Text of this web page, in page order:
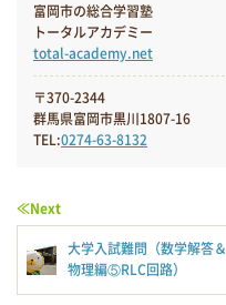
富岡市の総合学習塾
トータルアカデミー
total-academy.net
〒370-2344
群馬県富岡市黒川1807-16
TEL:0274-63-8132
≪Next
大学入試難問（数学解答＆
物理編⑤RLC回路）